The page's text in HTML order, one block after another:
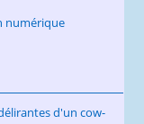
numérique
d'un cow-